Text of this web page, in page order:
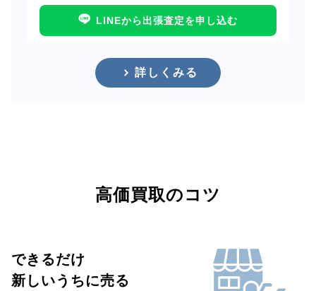
LINEから出張査定を申し込む
詳しくみる
高価買取のコツ
できるだけ
新しいうちに売る